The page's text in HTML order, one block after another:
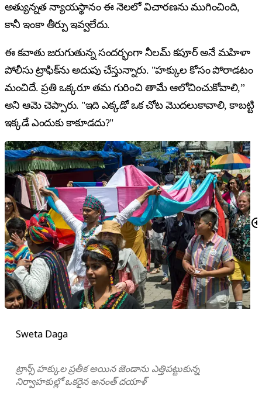
అత్యున్నత న్యాయస్థానం ఈ నెలలో విచారణను ముగించింది,
కానీ ఇంకా తీర్పు ఇవ్వలేదు.
ఈ కవాతు జరుగుతున్న సందర్భంగా నీలమ్ కపూర్ అనే మహిళా
పోలీసు ట్రాఫిక్‌ను అదుపు చేస్తున్నారు. "హక్కుల కోసం పోరాడటం
మంచిదే. ప్రతి ఒక్కరూ తమ గురించి తామే ఆలోచించుకోవాలి,”
అని ఆమె చెప్పారు. "ఇది ఎక్కడో ఒక చోట మొదలుకావాలి, కాబట్టి
ఇక్కడే ఎందుకు కాకూడదు?"
Sweta Daga
ట్రాన్స్ హక్కుల ప్రతీక అయిన జెండాను ఎత్తిపట్టుకున్న
నిర్వాహకుల్లో ఒకరైన అనంత్ దయాళ్